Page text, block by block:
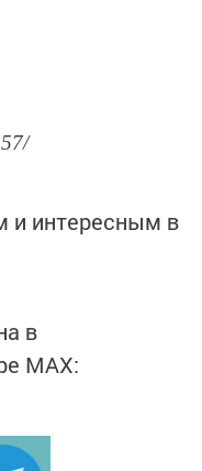
и интересным в
в
MАХ: